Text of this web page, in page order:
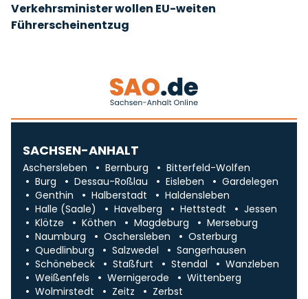
Verkehrsminister wollen EU-weiten
Führerscheinentzug
SACHSEN-ANHALT
Aschersleben Bernburg
Bitterfeld-Wolfen
Burg
Dessau-Roßlau Eisleben
Gardelegen
Genthin
Halberstadt
Haldensleben
Halle (Saale)
Havelberg Hettstedt
Jessen
Klötze
Köthen Magdeburg
Merseburg
Naumburg
Oschersleben
Osterburg
Quedlinburg
Salzwedel
Sangerhausen
Schönebeck
Staßfurt Stendal
Wanzleben
Weißenfels
Wernigerode
Wittenberg
Wolmirstedt
Zeitz Zerbst